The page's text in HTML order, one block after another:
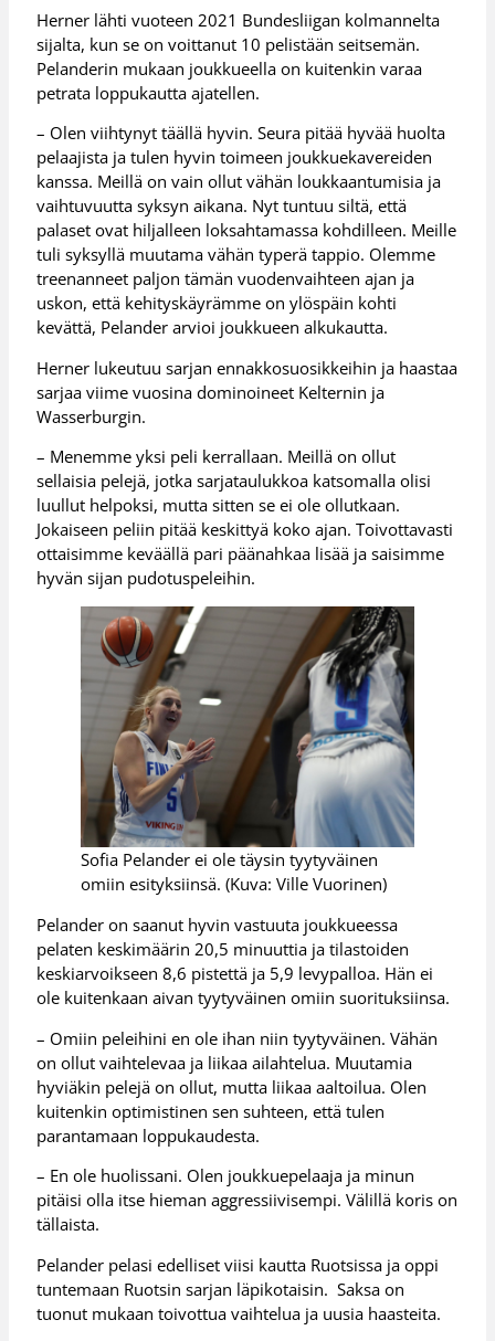
Herner lähti vuoteen 2021 Bundesliigan kolmannelta
sijalta, kun se on voittanut 10 pelistään seitsemän.
Pelanderin mukaan joukkueella on kuitenkin varaa
petrata loppukautta ajatellen.
– Olen viihtynyt täällä hyvin. Seura pitää hyvää huolta
pelaajista ja tulen hyvin toimeen joukkuekavereiden
kanssa. Meillä on vain ollut vähän loukkaantumisia ja
vaihtuvuutta syksyn aikana. Nyt tuntuu siltä, että
palaset ovat hiljalleen loksahtamassa kohdilleen. Meille
tuli syksyllä muutama vähän typerä tappio. Olemme
treenanneet paljon tämän vuodenvaihteen ajan ja
uskon, että kehityskäyrämme on ylöspäin kohti
kevättä, Pelander arvioi joukkueen alkukautta.
Herner lukeutuu sarjan ennakkosuosikkeihin ja haastaa
sarjaa viime vuosina dominoineet Kelternin ja
Wasserburgin.
– Menemme yksi peli kerrallaan. Meillä on ollut
sellaisia pelejä, jotka sarjataulukkoa katsomalla olisi
luullut helpoksi, mutta sitten se ei ole ollutkaan.
Jokaiseen peliin pitää keskittyä koko ajan. Toivottavasti
ottaisimme keväällä pari päänahkaa lisää ja saisimme
hyvän sijan pudotuspeleihin.
Sofia Pelander ei ole täysin tyytyväinen
omiin esityksiinsä. (Kuva: Ville Vuorinen)
Pelander on saanut hyvin vastuuta joukkueessa
pelaten keskimäärin 20,5 minuuttia ja tilastoiden
keskiarvoikseen 8,6 pistettä ja 5,9 levypalloa. Hän ei
ole kuitenkaan aivan tyytyväinen omiin suorituksiinsa.
– Omiin peleihini en ole ihan niin tyytyväinen. Vähän
on ollut vaihtelevaa ja liikaa ailahtelua. Muutamia
hyviäkin pelejä on ollut, mutta liikaa aaltoilua. Olen
kuitenkin optimistinen sen suhteen, että tulen
parantamaan loppukaudesta.
– En ole huolissani. Olen joukkuepelaaja ja minun
pitäisi olla itse hieman aggressiivisempi. Välillä koris on
tällaista.
Pelander pelasi edelliset viisi kautta Ruotsissa ja oppi
tuntemaan Ruotsin sarjan läpikotaisin. Saksa on
tuonut mukaan toivottua vaihtelua ja uusia haasteita.